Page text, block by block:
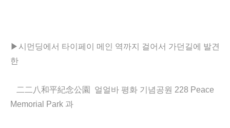
▶시먼딩에서 타이페이 메인 역까지 걸어서 가던길에 발견
한
二二八和平紀念公園 얼얼바 평화 기념공원 228 Peace
Memorial Park 과